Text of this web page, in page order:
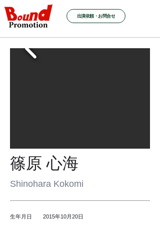
出演依頼・お問合せ
篠原 心海
Shinohara Kokomi
生年月日 2015年10月20日